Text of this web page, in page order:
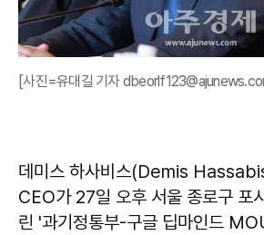
[사진=유대길 기자
데미스 하사비스(Demis
CEO가 27일 오후 서울 종로구 포
린 '과기정통부-구글 딥마인드